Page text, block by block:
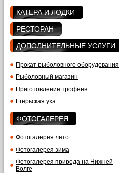
КАТЕРА И ЛОДКИ
РЕСТОРАН
ДОПОЛНИТЕЛЬНЫЕ УСЛУГИ
Прокат рыболовного оборудования
Рыболовный магазин
Приготовление трофеев
Егерьская уха
ФОТОГАЛЕРЕЯ
Фотогалерея лето
Фотогалерея зима
Фотогалерея природа на Нижней
Волге